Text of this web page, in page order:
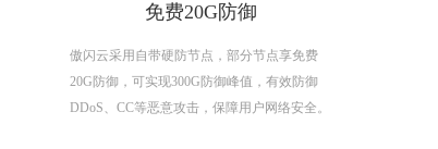
免费20G防御
傲闪云采用自带硬防节点，部分节点享免费
20G防御，可实现300G防御峰值，有效防御
DDoS、CC等恶意攻击，保障用户网络安全。